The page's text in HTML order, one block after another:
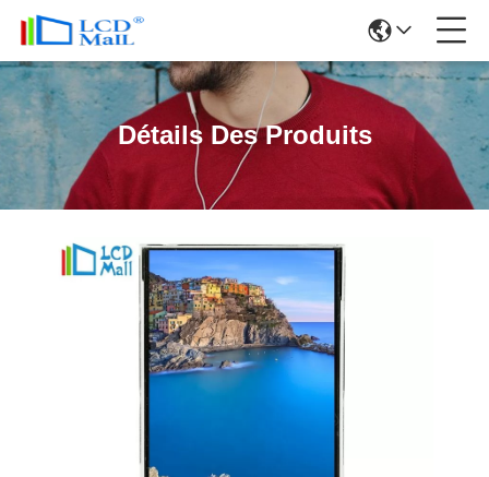
Détails Des Produits